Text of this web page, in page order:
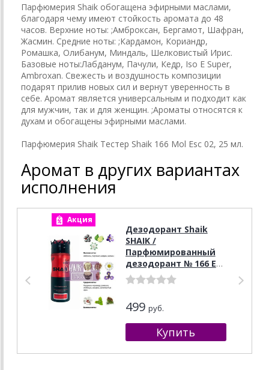
Парфюмерия Shaik обогащена эфирными маслами,
благодаря чему имеют стойкость аромата до 48
часов. Верхние ноты: ;Амброксан, Бергамот, Шафран,
Жасмин. Средние ноты: ;Кардамон, Кориандр,
Ромашка, Олибанум, Миндаль, Шелковистый Ирис.
Базовые ноты:Лабданум, Пачули, Кедр, Iso E Super,
Ambroxan. Свежесть и воздушность композиции
подарят прилив новых сил и вернут уверенность в
себе. Аромат является универсальным и подходит как
для мужчин, так и для женщин. ;Ароматы относятся к
духам и обогащены эфирными маслами.
Парфюмерия Shaik Тестер Shaik 166 Mol Esc 02, 25 мл.
Аромат в других вариантах
исполнения
Акция
Дезодорант Shaik
SHAIK /
Парфюмированный
дезодорант № 166 Esc
Mol Esc 02 200 мл.
499 руб.